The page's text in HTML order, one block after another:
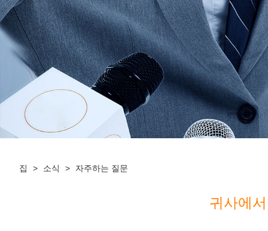
집 > 소식 > 자주하는 질문
귀사에